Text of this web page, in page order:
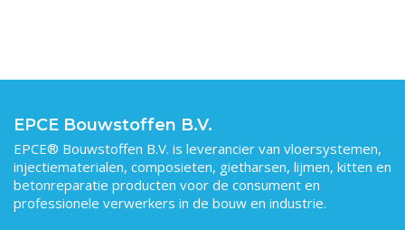
EPCE Bouwstoffen B.V.
EPCE® Bouwstoffen B.V. is leverancier van vloersystemen,
injectiematerialen, composieten, gietharsen, lijmen, kitten en
betonreparatie producten voor de consument en
professionele verwerkers in de bouw en industrie.